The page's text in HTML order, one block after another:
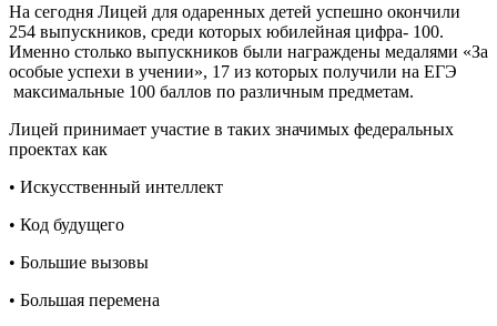
На сегодня Лицей для одаренных детей успешно окончили
254 выпускников, среди которых юбилейная цифра- 100.
Именно столько выпускников были награждены медалями «За
особые успехи в учении», 17 из которых получили на ЕГЭ
максимальные 100 баллов по различным предметам.
Лицей принимает участие в таких значимых федеральных
проектах как
• Искусственный интеллект
• Код будущего
• Большие вызовы
• Большая перемена